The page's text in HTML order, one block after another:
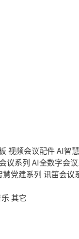
视频会议配件AI智
议系列 AI全数字会
慧党建系列 讯笛会议
其它